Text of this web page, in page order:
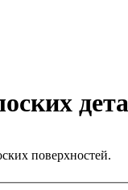
поверхностей.